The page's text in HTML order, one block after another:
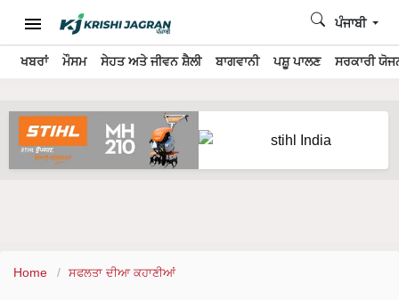
ਖਬਰਾਂ ਮੌਸਮ ਸੇਹਤ ਅਤੇ ਜੀਵਨ ਸ਼ੈਲੀ ਬਾਗਵਾਨੀ ਪਸ਼ੂ ਪਾਲਣ ਸਰਕਾਰੀ
ਪੰਜਾਬੀ
Home ਸਫਲਤਾ ਦੀਆ ਕਹਾਣੀਆਂ